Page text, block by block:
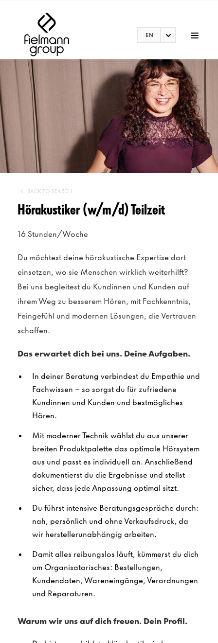
EN
BACK TO SEARCH
Hörakustiker (w/m/d) Teilzeit
16 Stunden/Woche
Du möchtest deine hörakustische Expertise dort
einsetzen, wo sie Menschen wirklich weiterhilft?
Bei uns begleitest du Kundinnen und Kunden auf
ihrem Weg zu besserem Hören, mit Fachkenntnis,
Feingefühl und modernen Lösungen, die Vertrauen
schaffen.
Das erwartet dich bei uns. Deine Aufgaben.
In deiner Beratung verbindest du Empathie und
Fachwissen – so sorgst du für zufriedene
Kundinnen und Kunden und bestmögliches
Hören.
Mit moderner Technik wählst du aus unserer
breiten Produktpalette das optimale Hörsystem
aus und passt es individuell an. Anschließend
dokumentierst du die Ergebnisse und stellst
sicher, dass jede Anpassung optimal sitzt.
Du führst intensive Beratungsgespräche durch:
nah, persönlich und ohne Verkaufsdruck, da
wir herstellerunabhängig arbeiten.
Damit alles reibungslos läuft, kümmerst du dich
um Organisatorisches: Bestellungen,
Kundendaten, Wareneingänge, Verordnungen
und Reparaturen.
Warum wir uns auf dich freuen. Dein Profil.